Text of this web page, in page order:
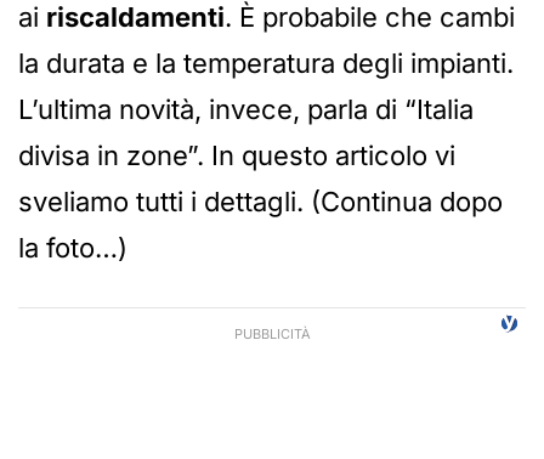
ai riscaldamenti. È probabile che cambi
la durata e la temperatura degli impianti.
L’ultima novità, invece, parla di “Italia
divisa in zone”. In questo articolo vi
sveliamo tutti i dettagli. (Continua dopo
la foto…)